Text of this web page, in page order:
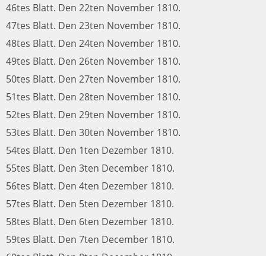
46tes Blatt. Den 22ten November 1810.
47tes Blatt. Den 23ten November 1810.
48tes Blatt. Den 24ten November 1810.
49tes Blatt. Den 26ten November 1810.
50tes Blatt. Den 27ten November 1810.
51tes Blatt. Den 28ten November 1810.
52tes Blatt. Den 29ten November 1810.
53tes Blatt. Den 30ten November 1810.
54tes Blatt. Den 1ten Dezember 1810.
55tes Blatt. Den 3ten December 1810.
56tes Blatt. Den 4ten Dezember 1810.
57tes Blatt. Den 5ten Dezember 1810.
58tes Blatt. Den 6ten Dezember 1810.
59tes Blatt. Den 7ten December 1810.